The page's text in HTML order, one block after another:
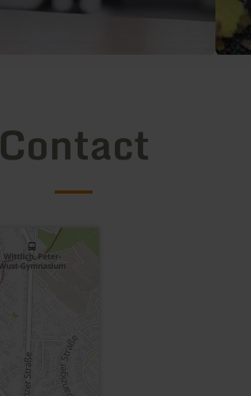
Contact